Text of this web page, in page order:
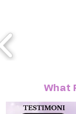
What